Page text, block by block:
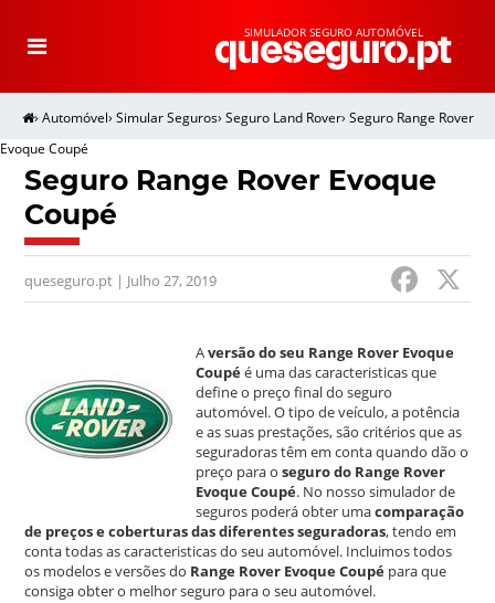
SIMULADOR SEGURO AUTOMÓVEL
T
o
l
n
v
i
g
a
i
o
n
› Automóvel› Simular Seguros› Seguro Land Rover› Seguro Range Rover
Evoque Coupé
Seguro Range Rover Evoque
Coupé
queseguro.pt | Julho 27, 2019
Aversão do seu Range Rover Evoque
Coupéé uma das caracteristicas que
define o preço final do seguro
automóvel. O tipo de veículo, a potência
e as suas prestações, são critérios que as
seguradoras têm em conta quando dão o
preço para o seguro do Range Rover
Evoque Coupé. No nosso simulador de
seguros poderá obter umacomparação
de preços e coberturas das diferentes seguradoras, tendo em
conta todas as caracteristicas do seu automóvel. Incluimos todos
os modelos e versões do Range Rover Evoque Coupé para que
consiga obter o melhor seguro para o seu automóvel.
F
a
c
b
o
o
k